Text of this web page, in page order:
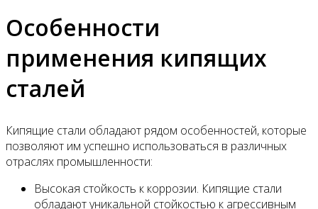
Особенности
применения кипящих
сталей
Кипящие стали обладают рядом особенностей, которые
позволяют им успешно использоваться в различных
отраслях промышленности:
Высокая стойкость к коррозии. Кипящие стали
обладают уникальной стойкостью к агрессивным